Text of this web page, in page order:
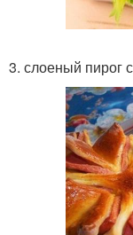
3. слоеный пирог